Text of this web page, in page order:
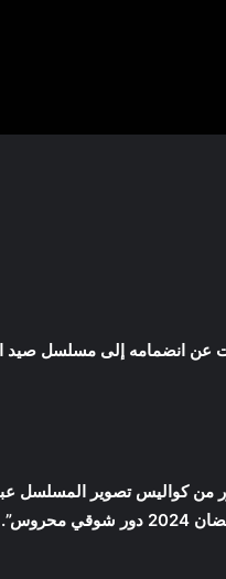
عن انضمامه إلى مسلسل صيد
كواليس تصوير المسلسل